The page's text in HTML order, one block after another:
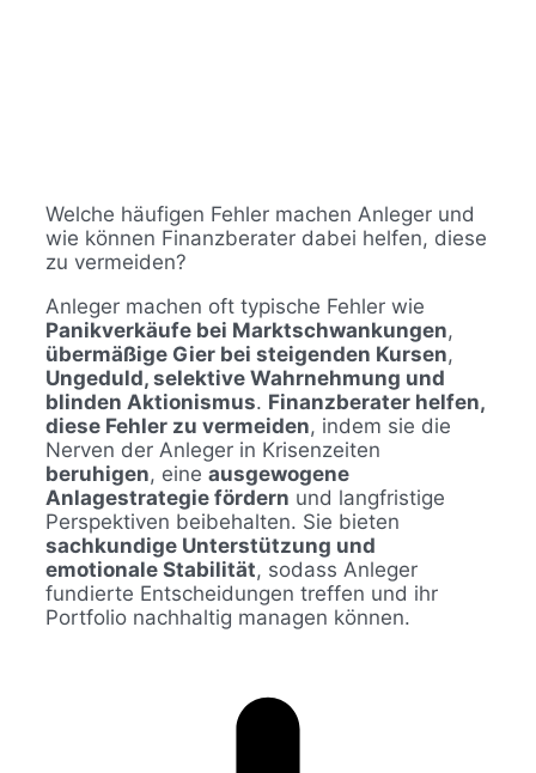
Welche häufigen Fehler machen Anleger und
wie können Finanzberater dabei helfen, diese
zu vermeiden?
Anleger machen oft typische Fehler wie
Panikverkäufe bei Marktschwankungen,
übermäßige Gier bei steigenden Kursen,
Ungeduld, selektive Wahrnehmung und
blinden Aktionismus. Finanzberater helfen,
diese Fehler zu vermeiden, indem sie die
Nerven der Anleger in Krisenzeiten
beruhigen, eine ausgewogene
Anlagestrategie fördern und langfristige
Perspektiven beibehalten. Sie bieten
sachkundige Unterstützung und
emotionale Stabilität, sodass Anleger
fundierte Entscheidungen treffen und ihr
Portfolio nachhaltig managen können.